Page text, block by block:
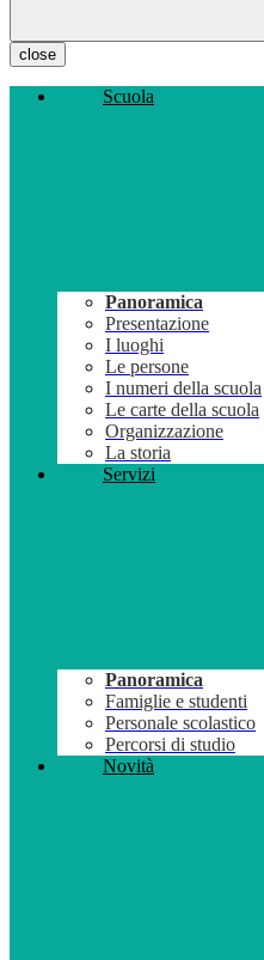
close
Scuola
Panoramica
Presentazione
I luoghi
Le persone
I numeri della scuola
Le carte della scuola
Organizzazione
La storia
Servizi
Panoramica
Famiglie e studenti
Personale scolastico
Percorsi di studio
Novità